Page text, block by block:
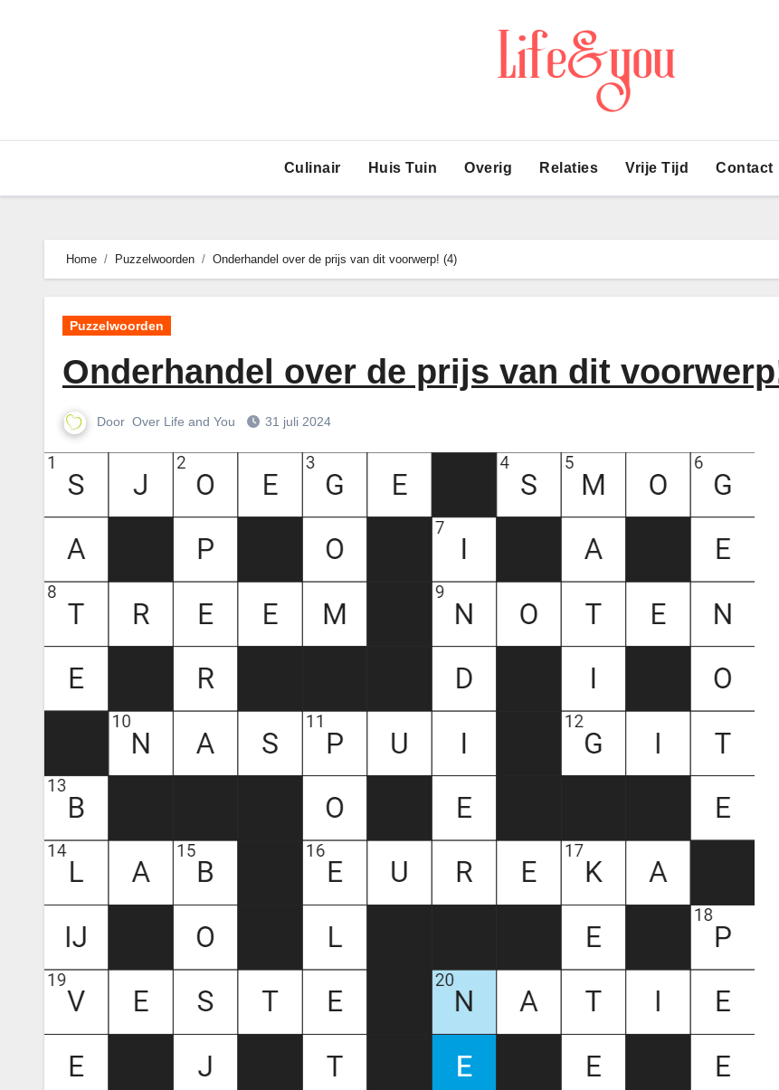
Culinair Huis Tuin Overig Relaties Vrije Tijd Contact
Home Puzzelwoorden Onderhandel over de prijs van dit voorwerp! (4)
Puzzelwoorden
Onderhandel over de prijs van dit
Door Over Life and You 31 juli 2024